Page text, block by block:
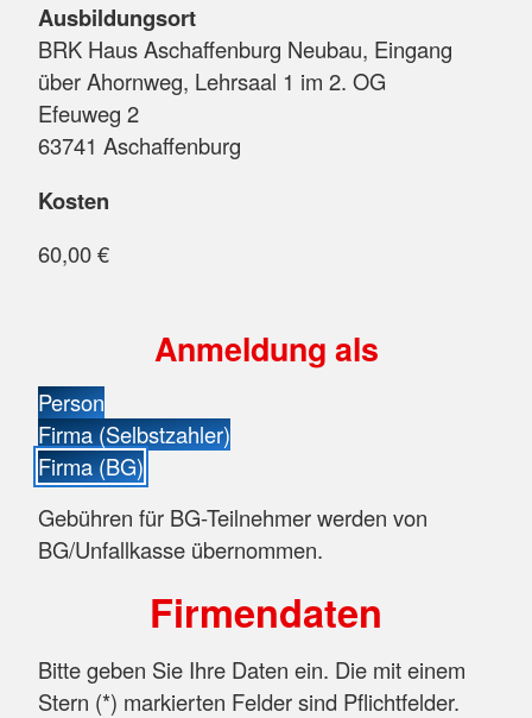
Ausbildungsort
BRK Haus Aschaffenburg Neubau, Eingang
über Ahornweg, Lehrsaal 1 im 2. OG
Efeuweg 2
63741 Aschaffenburg
Kosten
60,00 €
Anmeldung als
Person
Firma (Selbstzahler)
Firma (BG)
Gebühren für BG-Teilnehmer werden von
BG/Unfallkasse übernommen.
Firmendaten
Bitte geben Sie Ihre Daten ein. Die mit einem
Stern (*) markierten Felder sind Pflichtfelder.